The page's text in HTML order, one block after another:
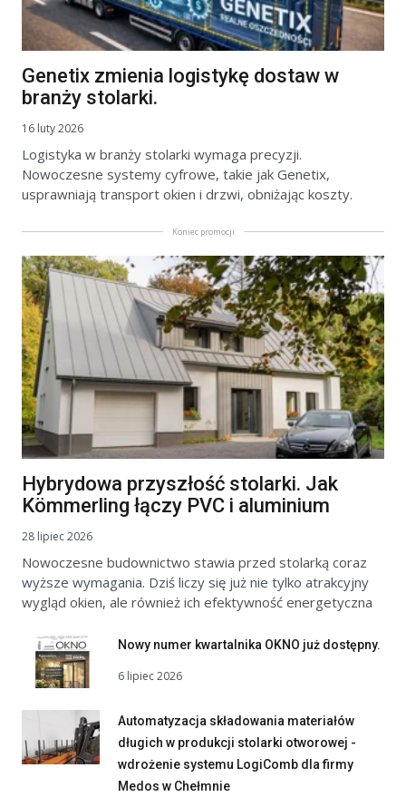
Genetix zmienia logistykę dostaw w
branży stolarki.
16 luty 2026
Logistyka w branży stolarki wymaga precyzji.
Nowoczesne systemy cyfrowe, takie jak Genetix,
usprawniają transport okien i drzwi, obniżając koszty.
Koniec promocji
Hybrydowa przyszłość stolarki. Jak
Kömmerling łączy PVC i aluminium
28 lipiec 2026
Nowoczesne budownictwo stawia przed stolarką coraz
wyższe wymagania. Dziś liczy się już nie tylko atrakcyjny
wygląd okien, ale również ich efektywność energetyczna
Nowy numer kwartalnika OKNO już dostępny.
6 lipiec 2026
Automatyzacja składowania materiałów
długich w produkcji stolarki otworowej -
wdrożenie systemu LogiComb dla firmy
Medos w Chełmnie